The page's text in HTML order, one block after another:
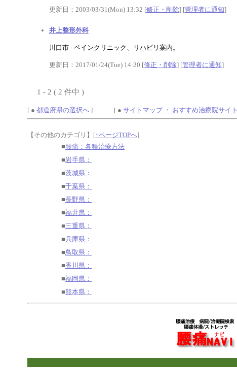
更新日：2003/03/31(Mon) 13:32 [修正・削除] [管理者に通知]
井上整形外科
川口市 - ペインクリニック、リハビリ案内。
更新日：2017/01/24(Tue) 14:20 [修正・削除] [管理者に通知]
1 - 2 ( 2 件中 )
[ ● 都道府県の選択へ ] [ ● サイトマップ ・ おすすめ治療院サイト
【その他のカテゴリ】 [↑ページTOPへ]
■腰痛：各種治療方法
■岩手県：
■茨城県：
■千葉県：
■長野県：
■福井県：
■三重県：
■兵庫県：
■鳥取県：
■香川県：
■福岡県：
■熊本県：